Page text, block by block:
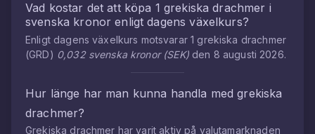
Vad kostar det att köpa 1 grekiska drachmer i
svenska kronor enligt dagens växelkurs?
Enligt dagens växelkurs motsvarar1 grekiska drachmer
(GRD) 0,032 svenska kronor(SEK)den 8 augusti 2026.
Hur länge har man kunna handla medgrekiska
drachmer?
Grekiska drachmer har varit aktiv på valutamarknaden